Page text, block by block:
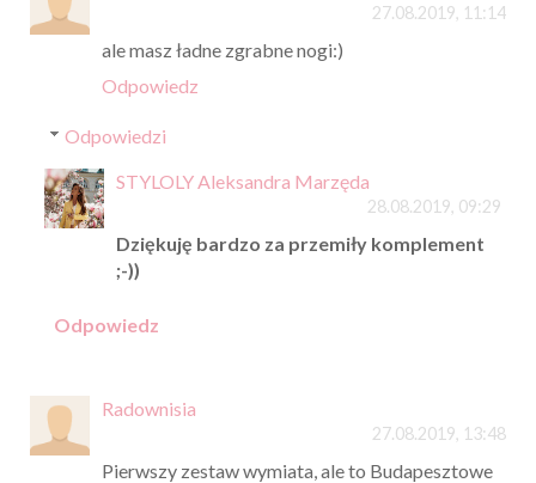
27.08.2019, 11:14
ale masz ładne zgrabne nogi:)
Odpowiedz
Odpowiedzi
STYLOLY Aleksandra Marzęda
28.08.2019, 09:29
Dziękuję bardzo za przemiły komplement
;-))
Odpowiedz
Radownisia
27.08.2019, 13:48
Pierwszy zestaw wymiata, ale to Budapesztowe